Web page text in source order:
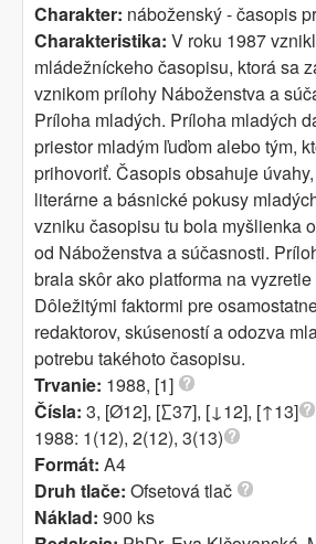
Charakter: náboženský - časopis
Charakteristika: V roku 1987
mládežníckeho časopisu, ktorá sa
vznikom prílohy Náboženstva a
Príloha mladých. Príloha mladých
priestor mladým ľuďom alebo tým,
prihovoriť. Časopis obsahuje
literárne a básnické pokusy
vzniku časopisu tu bola myšlienka
od Náboženstva a sú­časnosti.
brala skôr ako platforma na
Dôležitými faktormi pre
redaktorov, skúse­ností a odozva
potrebu takéhoto časopisu.
Trvanie: 1988, [1]
Čísla: 3, [Ø12], [∑37], [↓12], [↑13]
1988: 1(12), 2(12), 3(13)
Formát: A4
Druh tlače: Ofsetová tlač
Náklad: 900 ks